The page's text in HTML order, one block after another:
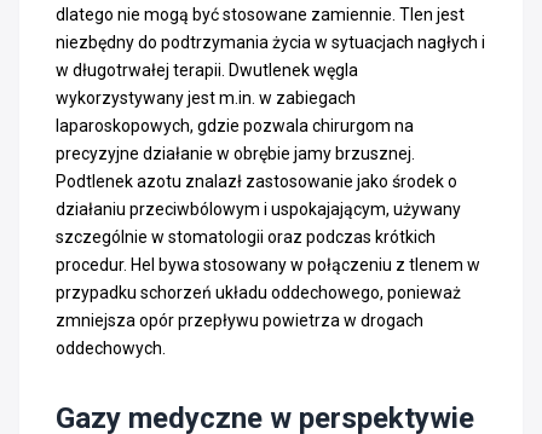
dlatego nie mogą być stosowane zamiennie. Tlen jest
niezbędny do podtrzymania życia w sytuacjach nagłych i
w długotrwałej terapii. Dwutlenek węgla
wykorzystywany jest m.in. w zabiegach
laparoskopowych, gdzie pozwala chirurgom na
precyzyjne działanie w obrębie jamy brzusznej.
Podtlenek azotu znalazł zastosowanie jako środek o
działaniu przeciwbólowym i uspokajającym, używany
szczególnie w stomatologii oraz podczas krótkich
procedur. Hel bywa stosowany w połączeniu z tlenem w
przypadku schorzeń układu oddechowego, ponieważ
zmniejsza opór przepływu powietrza w drogach
oddechowych.
Gazy medyczne w perspektywie